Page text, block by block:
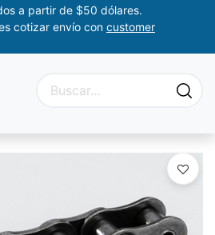
a partir de $50 dólares.
cotizar envío con customer